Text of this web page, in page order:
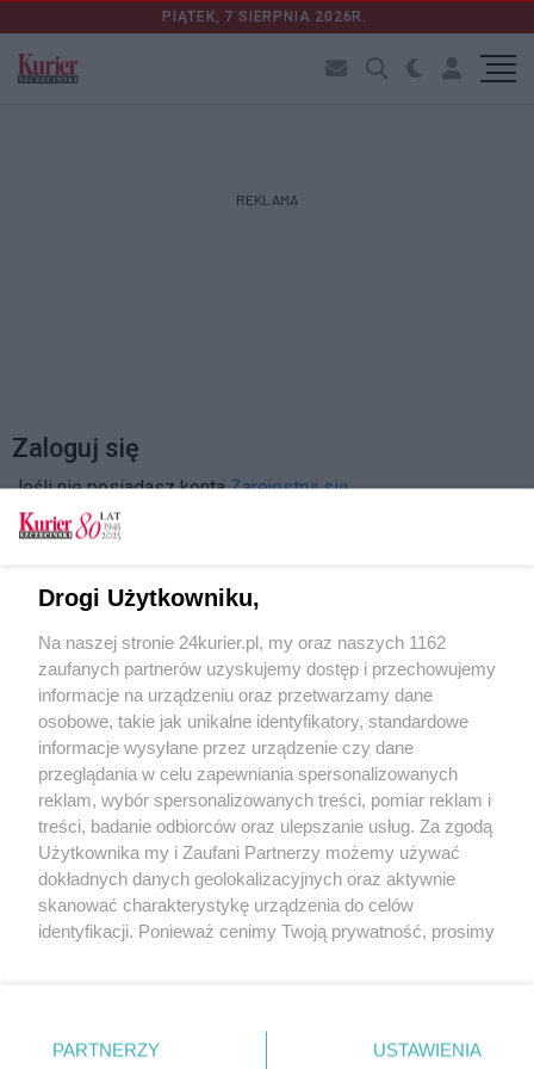
PIĄTEK, 7 SIERPNIA 2026R.
REKLAMA
Zaloguj się
Jeśli nie posiadasz kontaZarejestruj się
Zapamiętać?
Zaloguj
Zapomniałem hasła
Copyright © 2022 Kurier Szczeciński sp. z o.o.
Drogi Użytkowniku,
Na naszej stronie 24kurier.pl, my oraz naszych 1162
zaufanych partnerów uzyskujemy dostęp i przechowujemy
informacje na urządzeniu oraz przetwarzamy dane
osobowe, takie jak unikalne identyfikatory, standardowe
informacje wysyłane przez urządzenie czy dane
przeglądania w celu zapewniania spersonalizowanych
reklam, wybór spersonalizowanych treści, pomiar reklam i
treści, badanie odbiorców oraz ulepszanie usług. Za zgodą
Użytkownika my i Zaufani Partnerzy możemy używać
dokładnych danych geolokalizacyjnych oraz aktywnie
skanować charakterystykę urządzenia do celów
identyfikacji. Ponieważ cenimy Twoją prywatność, prosimy
prywatności znajdujący się w lewym dolnym rogu strony
. Niektóre rodzaje przetwarzania danych nie wymagają
PARTNERZY USTAWIENIA